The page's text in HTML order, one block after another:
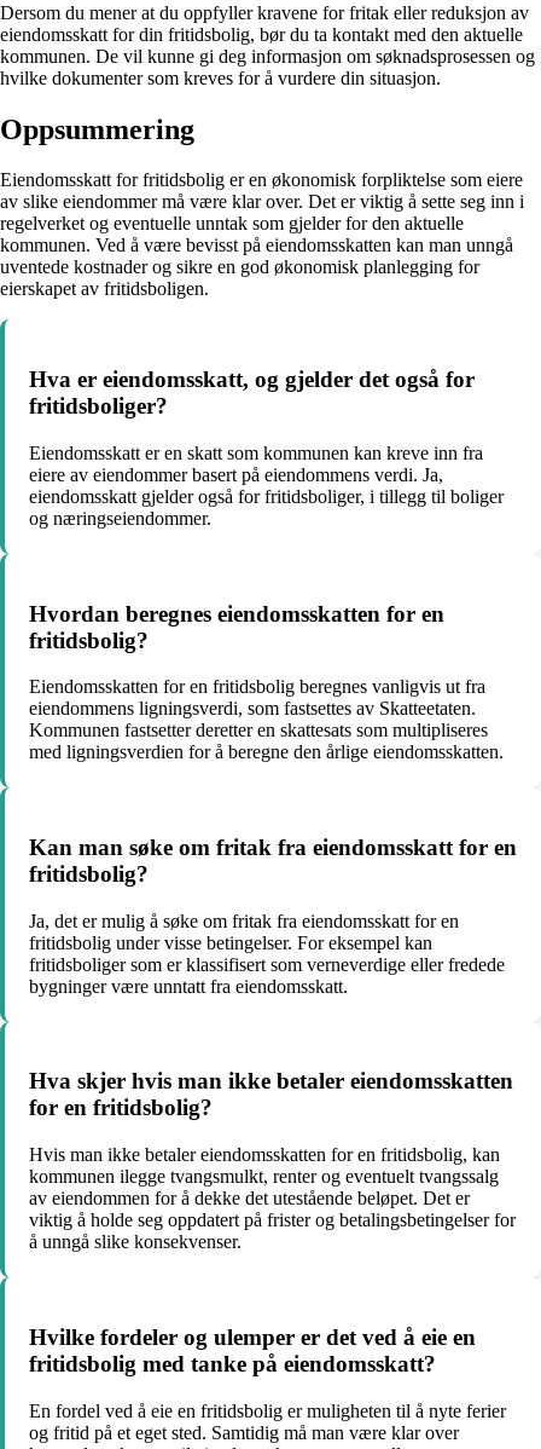
Dersom du mener at du oppfyller kravene for fritak eller reduksjon av
eiendomsskatt for din fritidsbolig, bør du ta kontakt med den aktuelle
kommunen. De vil kunne gi deg informasjon om søknadsprosessen og
hvilke dokumenter som kreves for å vurdere din situasjon.
Oppsummering
Eiendomsskatt for fritidsbolig er en økonomisk forpliktelse som eiere
av slike eiendommer må være klar over. Det er viktig å sette seg inn i
regelverket og eventuelle unntak som gjelder for den aktuelle
kommunen. Ved å være bevisst på eiendomsskatten kan man unngå
uventede kostnader og sikre en god økonomisk planlegging for
eierskapet av fritidsboligen.
Hva er eiendomsskatt, og gjelder det også for
fritidsboliger?
Eiendomsskatt er en skatt som kommunen kan kreve inn fra
eiere av eiendommer basert på eiendommens verdi. Ja,
eiendomsskatt gjelder også for fritidsboliger, i tillegg til boliger
og næringseiendommer.
Hvordan beregnes eiendomsskatten for en
fritidsbolig?
Eiendomsskatten for en fritidsbolig beregnes vanligvis ut fra
eiendommens ligningsverdi, som fastsettes av Skatteetaten.
Kommunen fastsetter deretter en skattesats som multipliseres
med ligningsverdien for å beregne den årlige eiendomsskatten.
Kan man søke om fritak fra eiendomsskatt for en
fritidsbolig?
Ja, det er mulig å søke om fritak fra eiendomsskatt for en
fritidsbolig under visse betingelser. For eksempel kan
fritidsboliger som er klassifisert som verneverdige eller fredede
bygninger være unntatt fra eiendomsskatt.
Hva skjer hvis man ikke betaler eiendomsskatten
for en fritidsbolig?
Hvis man ikke betaler eiendomsskatten for en fritidsbolig, kan
kommunen ilegge tvangsmulkt, renter og eventuelt tvangssalg
av eiendommen for å dekke det utestående beløpet. Det er
viktig å holde seg oppdatert på frister og betalingsbetingelser for
å unngå slike konsekvenser.
Hvilke fordeler og ulemper er det ved å eie en
fritidsbolig med tanke på eiendomsskatt?
En fordel ved å eie en fritidsbolig er muligheten til å nyte ferier
og fritid på et eget sted. Samtidig må man være klar over